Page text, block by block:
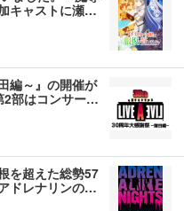
キャストに瀬…
編～』の開催が
部はコンサー…
を超えた総勢57
ドレナリンの…